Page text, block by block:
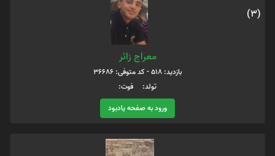
(3)
معراج زائر
بازدید: 518 - کد متوفی: 36686
تولد: فوت:
ورود به صفحه یادبود